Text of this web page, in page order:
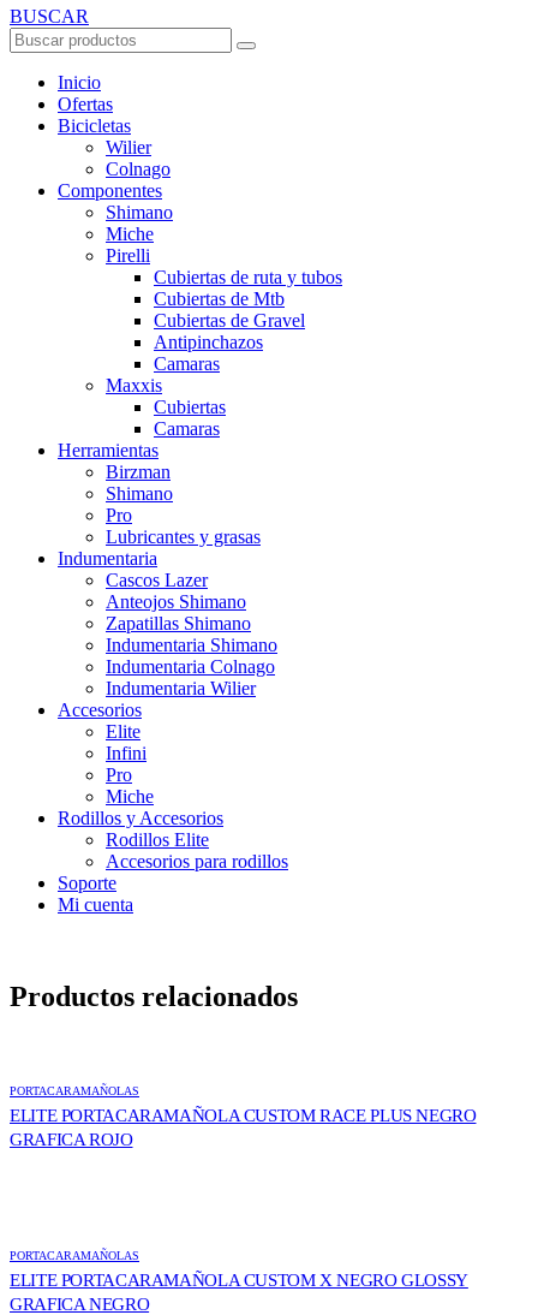
BUSCAR
Inicio
Ofertas
Bicicletas
Wilier
Colnago
Componentes
Shimano
Miche
Pirelli
Cubiertas de ruta y tubos
Cubiertas de Mtb
Cubiertas de Gravel
Antipinchazos
Camaras
Maxxis
Cubiertas
Camaras
Herramientas
Birzman
Shimano
Pro
Lubricantes y grasas
Indumentaria
Cascos Lazer
Anteojos Shimano
Zapatillas Shimano
Indumentaria Shimano
Indumentaria Colnago
Indumentaria Wilier
Accesorios
Elite
Infini
Pro
Miche
Rodillos y Accesorios
Rodillos Elite
Accesorios para rodillos
Soporte
Mi cuenta
Productos relacionados
PORTACARAMAÑOLAS
ELITE PORTACARAMAÑOLA CUSTOM RACE PLUS NEGRO
GRAFICA ROJO
PORTACARAMAÑOLAS
ELITE PORTACARAMAÑOLA CUSTOM X NEGRO GLOSSY
GRAFICA NEGRO